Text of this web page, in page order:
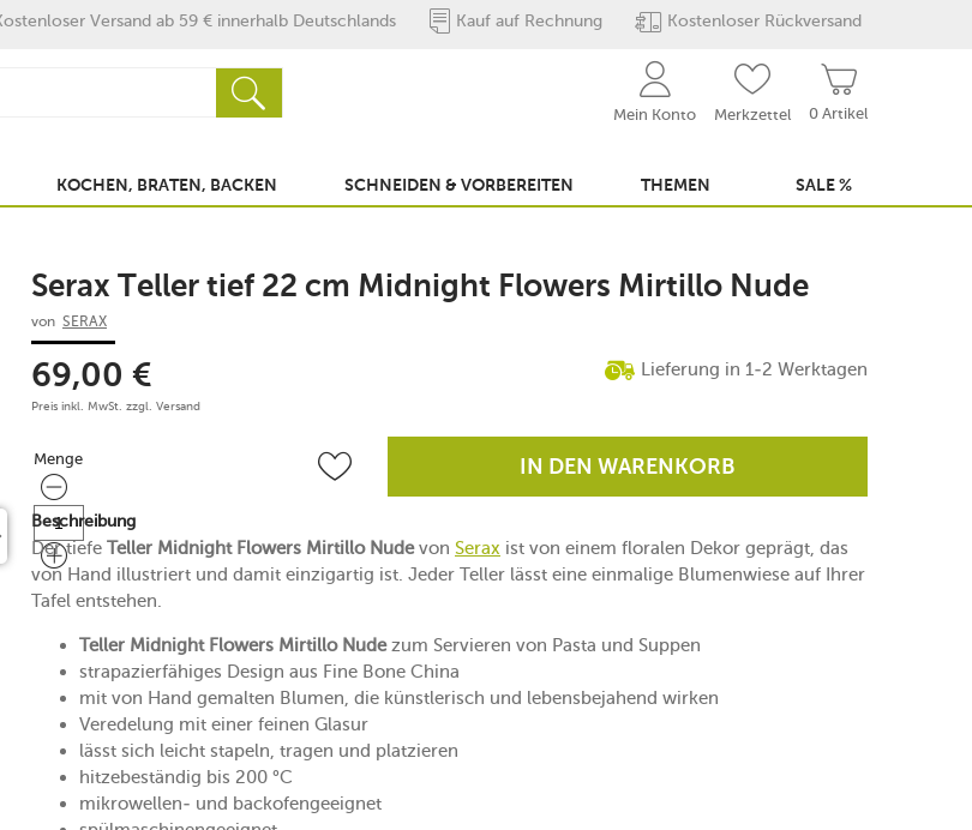
Versand ab 59 € innerhalb Deutschlands Kauf auf Rechnung Kostenloser Rückversand
0 Artikel
Mein Konto Merkzettel
KOCHEN, BRATEN, BACKEN SCHNEIDEN & VORBEREITEN THEMEN SALE %
Serax Teller tief 22 cm Midnight Flowers Mirtillo Nude
von SERAX
69,00 €
Preis inkl. MwSt. zzgl. Versand
Lieferung in 1-2 Werktagen
Menge
Menge IN DEN WARENKORB
Beschreibung
Der tiefe Teller Midnight Flowers Mirtillo Nudevon Serax ist von einem floralen Dekor geprägt, das
von Hand illustriert und damit einzigartig ist. Jeder Teller lässt eine einmalige Blumenwiese auf Ihrer
Tafel entstehen.
Teller Midnight Flowers Mirtillo Nudezum Servieren von Pasta und Suppen
strapazierfähiges Design aus Fine Bone China
mit von Hand gemalten Blumen, die künstlerisch und lebensbejahend wirken
Veredelung mit einer feinen Glasur
lässt sich leicht stapeln, tragen und platzieren
hitzebeständig bis 200 °C
mikrowellen- und backofengeeignet